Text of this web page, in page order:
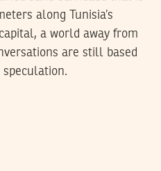
along Tunisia’s
a world away from
are still based